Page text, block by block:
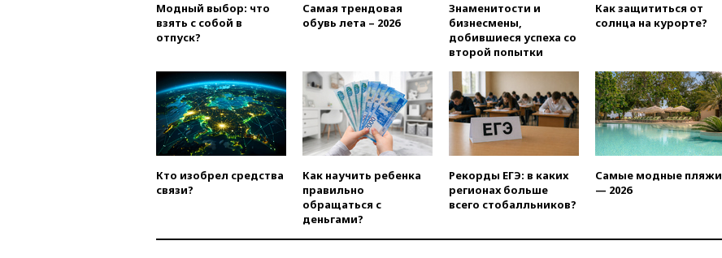
не соответствует нормам
химической безопасности
ракетах и системах Patriot
00:01
Трамп заявил о
необходимости пополнения
арсенала США
вчера, 23:28Слуцкий призвал
признать «Яблоко»
нежелательной организацией
при падении деревьев во
Модный выбор: что
взять с собой в
отпуск?
Самая трендовая
обувь лета – 2026
Знаменитости и
бизнесмены,
добившиеся успеха со
второй попытки
Как защититься от
солнца на курорте?
Кто изобрел средства
связи?
Как научить ребенка
правильно
обращаться с
деньгами?
Рекорды ЕГЭ: в каких
регионах больше
всего стобалльников?
Самые модные пляжи
— 2026